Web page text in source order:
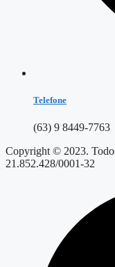
Telefone
(63) 9 8449-7763
Copyright © 2023.
21.852.428/0001-32